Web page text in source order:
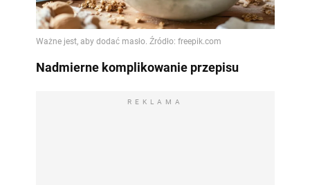
Nadmierne komplikowanie przepisu
REKLAMA